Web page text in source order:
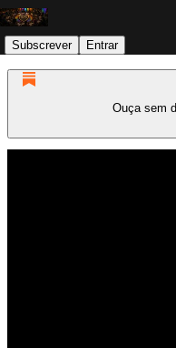
Subscrever Entrar
Ouça sem